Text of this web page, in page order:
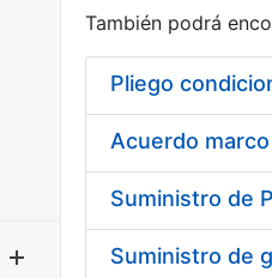
Mostrar/Ocultar
También podrá
Pliego
Acuerdo